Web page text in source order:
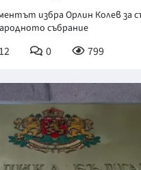
избра Орлин Колев за
събрание
0 799